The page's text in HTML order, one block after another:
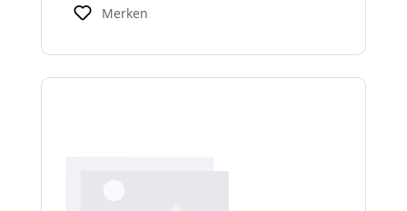
Innenraum mit bis zu 1112 Lumen erhellt.
Merken